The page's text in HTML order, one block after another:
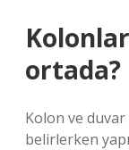
ortada?
Kolon ve duvar
belirlerken